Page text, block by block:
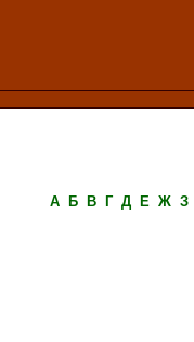
А
Б В Г Д Е Ж З